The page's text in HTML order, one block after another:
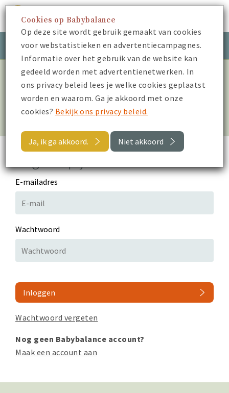
Inloggen Meld je aan
Log in om alle video’s te
bekijken
E-mailadres
Wachtwoord
Inloggen
Wachtwoord vergeten
Nog geen Babybalance account?
Maak een account aan
Cookies op Babybalance
Op deze site wordt gebruik gemaakt van cookies
voor webstatistieken en advertentiecampagnes.
Informatie over het gebruik van de website kan
gedeeld worden met advertentienetwerken. In
ons privacy beleid lees je welke cookies geplaatst
worden en waarom. Ga je akkoord met onze
cookies? Bekijk ons privacy beleid.
Ja, ik ga akkoord. Niet akkoord